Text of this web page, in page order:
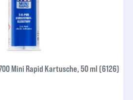
Mini Rapid Kartusche, 50 ml (6126)